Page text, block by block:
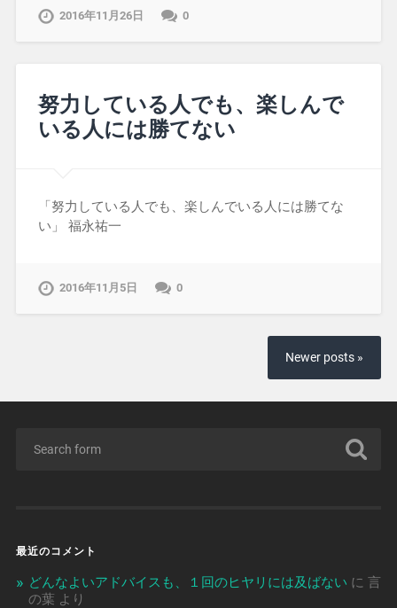
2016年11月26日 0
努力している人でも、楽しんで
いる人には勝てない
「努力している人でも、楽しんでいる人には勝てな
い」 福永祐一
2016年11月5日 0
Newer posts »
最近のコメント
どんなよいアドバイスも、１回のヒヤリには及ばない に 言
の葉 より